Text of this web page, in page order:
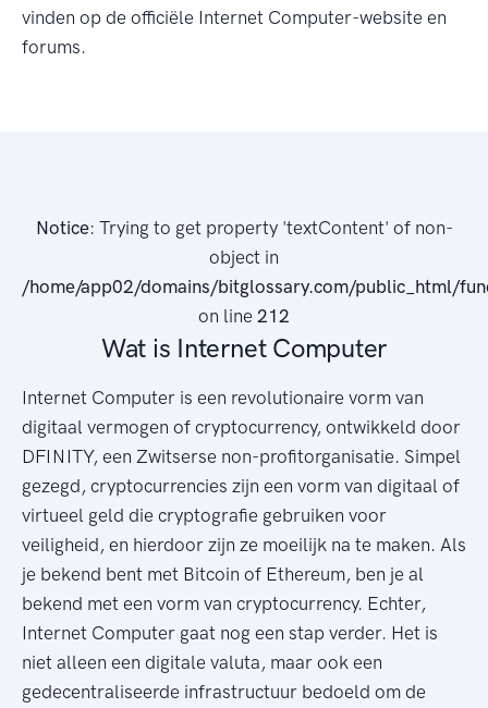
vinden op de officiële Internet Computer-website en
forums.
Notice: Trying to get property 'textContent' of non-
object in
/home/app02/domains/bitglossary.com/public_html/
on line 212
Wat is Internet Computer
Internet Computer is een revolutionaire vorm van
digitaal vermogen of cryptocurrency, ontwikkeld door
DFINITY, een Zwitserse non-profitorganisatie. Simpel
gezegd, cryptocurrencies zijn een vorm van digitaal of
virtueel geld die cryptografie gebruiken voor
veiligheid, en hierdoor zijn ze moeilijk na te maken. Als
je bekend bent met Bitcoin of Ethereum, ben je al
bekend met een vorm van cryptocurrency. Echter,
Internet Computer gaat nog een stap verder. Het is
niet alleen een digitale valuta, maar ook een
gedecentraliseerde infrastructuur bedoeld om de